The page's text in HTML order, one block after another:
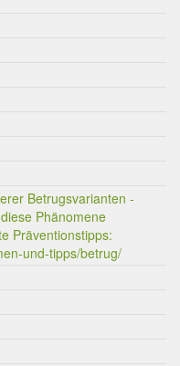
Betrugsvarianten -
Phänomene
Präventionstipps:
und-tipps/betrug/